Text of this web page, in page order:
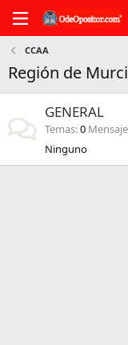
CCAA
Región de
GENERAL
Temas 0
Ninguno